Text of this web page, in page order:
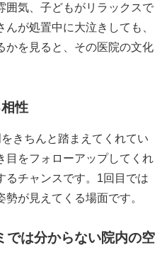
囲気、子どもがリラックスで
が処置中に大泣きしても、
かを見ると、その医院の文化
性
きちんと踏まえてくれてい
目をフォローアップしてくれ
るチャンスです。1回目では
が見えてくる場面です。
では分からない院内の空